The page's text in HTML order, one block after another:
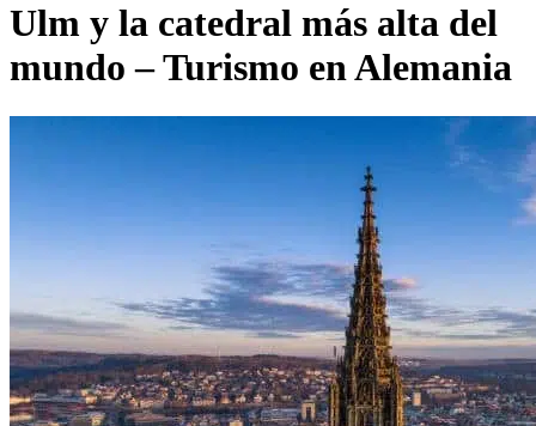
Ulm y la catedral más alta del
mundo – Turismo en Alemania